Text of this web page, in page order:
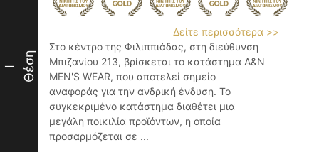
I Θέση
Δείτε περισσότερα >>
Στο κέντρο της Φιλιππιάδας, στη διεύθυνση
Μπιζανίου 213, βρίσκεται το κατάστημα A&N
MEN'S WEAR, που αποτελεί σημείο
αναφοράς για την ανδρική ένδυση. Το
συγκεκριμένο κατάστημα διαθέτει μια
μεγάλη ποικιλία προϊόντων, η οποία
προσαρμόζεται σε ...